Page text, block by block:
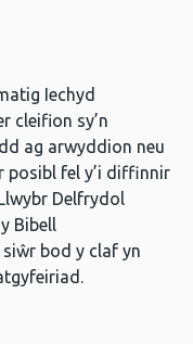
Iechyd
cleifion sy’n
ag arwyddion neu
posibl fel y’i diffinnir
Delfrydol
Bibell
siŵr bod y claf yn